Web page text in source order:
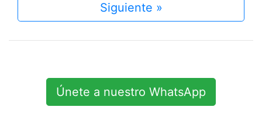
Siguiente »
Únete a nuestro WhatsApp